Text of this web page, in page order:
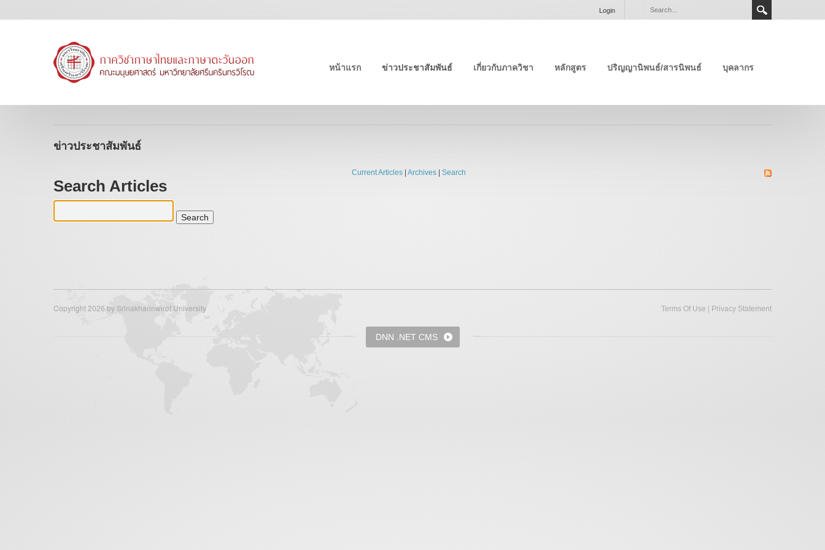
Login
หน้าแรก ข่าวประชาสัมพันธ์ เกี่ยวกับภาควิชา หลักสูตร ปริญญานิพนธ์/สารนิพนธ์ บุคลากร
ข่าวประชาสัมพันธ์
Current Articles Archives Search
Search Articles
Terms Of Use | Privacy Statement
Copyright 2026 by Srinakharinwirot University
DNN .NET CMS